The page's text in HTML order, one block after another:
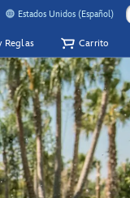
Estados Unidos (Español)
Reglas Carrito